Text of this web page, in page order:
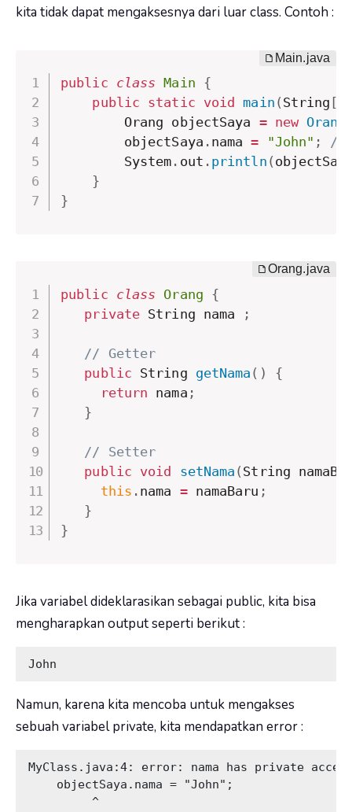
kita tidak dapat mengaksesnya dari luar class. Contoh :
public class Main {
public static void main ( String [
        Orang objectSaya
= new Orang
        objectSaya
. nama = "John" ;
//
        System
. out . println (
}
}
public class Orang {
private String nama ;
// Getter
public String getNama ( )
{
return nama ;
}
// Setter
public void setNama ( String
this . nama = namaBaru ;
}
}
Jika variabel dideklarasikan sebagai public, kita bisa
mengharapkan output seperti berikut :
John
Namun, karena kita mencoba untuk mengakses
sebuah variabelprivate, kita mendapatkan error :
MyClass.java:4: error: nama has private
    objectSaya.nama = "John";
         ^